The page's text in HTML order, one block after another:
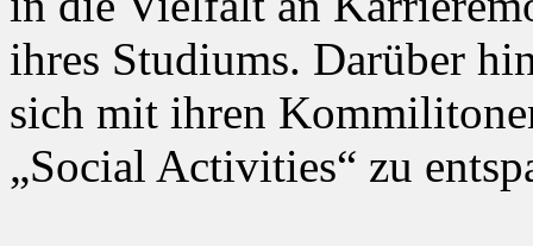
ihres Studiums. Darüber
sich mit ihren
„Social Activities“ zu